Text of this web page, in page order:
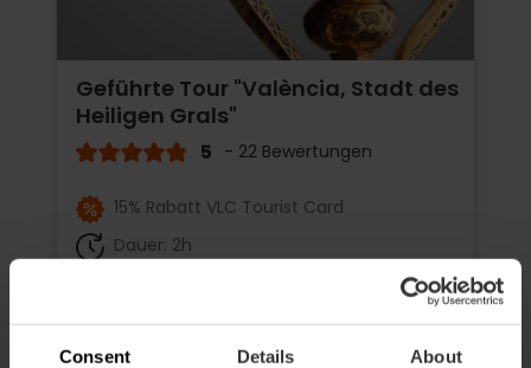
Consent Details About
Geführte Tour "València, Stadt des
Heiligen Grals"
5 - 22 Bewertungen
15% Rabatt VLC Tourist Card
Dauer: 2h